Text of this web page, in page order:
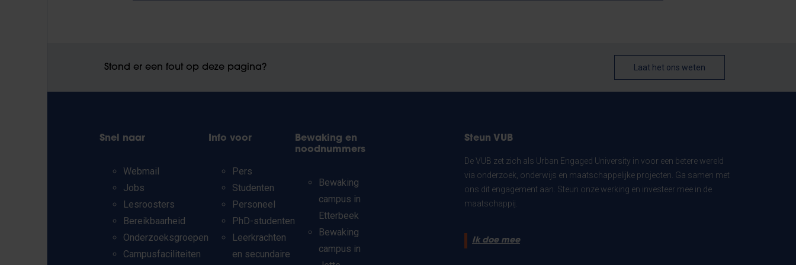
Stond er een fout op deze pagina? Laat het ons weten
Snel naar
Webmail
Jobs
Lesroosters
Bereikbaarheid
Onderzoeksgroepen
Campusfaciliteiten
Info voor
Pers
Studenten
Personeel
PhD-studenten
Leerkrachten
en secundaire
Bewaking en
noodnummers
Bewaking
campus in
Etterbeek
Bewaking
campus in
Steun VUB
De VUB zet zich als Urban Engaged University in voor een betere wereld
via onderzoek, onderwijs en maatschappelijke projecten. Ga samen met
ons dit engagement aan. Steun onze werking en investeer mee in de
maatschappij.
Ik doe mee